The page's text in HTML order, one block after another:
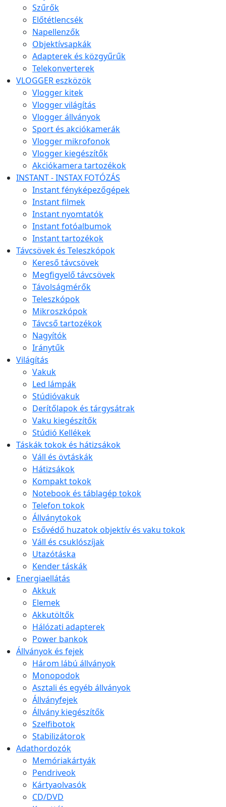
Szűrők
Előtétlencsék
Napellenzők
Objektívsapkák
Adapterek és közgyűrűk
Telekonverterek
VLOGGER eszközök
Vlogger kitek
Vlogger világítás
Vlogger állványok
Sport és akciókamerák
Vlogger mikrofonok
Vlogger kiegészítők
Akciókamera tartozékok
INSTANT - INSTAX FOTÓZÁS
Instant fényképezőgépek
Instant filmek
Instant nyomtatók
Instant fotóalbumok
Instant tartozékok
Távcsövek és Teleszkópok
Kereső távcsövek
Megfigyelő távcsövek
Távolságmérők
Teleszkópok
Mikroszkópok
Távcső tartozékok
Nagyítók
Iránytűk
Világítás
Vakuk
Led lámpák
Stúdióvakuk
Derítőlapok és tárgysátrak
Vaku kiegészítők
Stúdió Kellékek
Táskák tokok és hátizsákok
Váll és övtáskák
Hátizsákok
Kompakt tokok
Notebook és táblagép tokok
Telefon tokok
Állványtokok
Esővédő huzatok objektív és vaku tokok
Váll és csuklószíjak
Utazótáska
Kender táskák
Energiaellátás
Akkuk
Elemek
Akkutöltők
Hálózati adapterek
Power bankok
Állványok és fejek
Három lábú állványok
Monopodok
Asztali és egyéb állványok
Állványfejek
Állvány kiegészítők
Szelfibotok
Stabilizátorok
Adathordozók
Memóriakártyák
Pendriveok
Kártyaolvasók
CD/DVD